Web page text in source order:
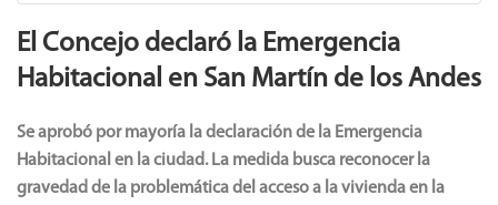
El Concejo declaró la Emergencia
Habitacional en San Martín de los Andes
Se aprobó por mayoría la declaración de la Emergencia
Habitacional en la ciudad. La medida busca reconocer la
gravedad de la problemática del acceso a la vivienda en la